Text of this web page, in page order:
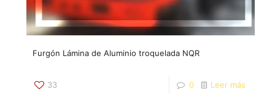
Furgón Lámina de Aluminio troquelada NQR
33 0 Leer más